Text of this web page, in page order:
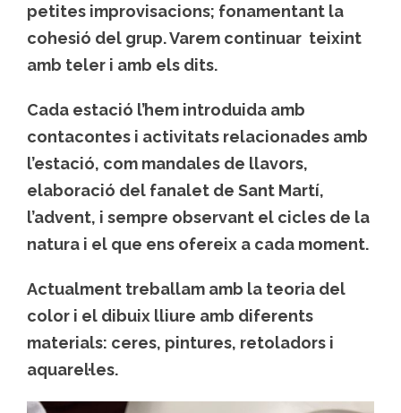
petites improvisacions; fonamentant la
cohesió del grup. Varem continuar teixint
amb teler i amb els dits.
Cada estació l’hem introduida amb
contacontes i activitats relacionades amb
l’estació, com mandales de llavors,
elaboració del fanalet de Sant Martí,
l’advent, i sempre observant el cicles de la
natura i el que ens ofereix a cada moment.
Actualment treballam amb la teoria del
color i el dibuix lliure amb diferents
materials: ceres, pintures, retoladors i
aquarel·les.